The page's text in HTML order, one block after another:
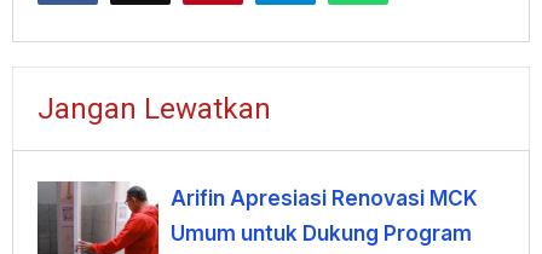
Jangan Lewatkan
Arifin Apresiasi Renovasi MCK
Umum untuk Dukung Program